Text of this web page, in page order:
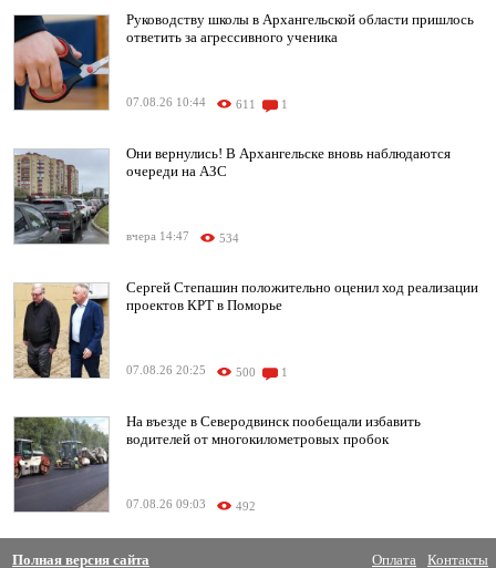
Руководству школы в Архангельской области пришлось
ответить за агрессивного ученика
07.08.26 10:44 611 1
Они вернулись! В Архангельске вновь наблюдаются
очереди на АЗС
вчера 14:47 534
Сергей Степашин положительно оценил ход реализации
проектов КРТ в Поморье
07.08.26 20:25 500 1
На въезде в Северодвинск пообещали избавить
водителей от многокилометровых пробок
07.08.26 09:03 492
Полная версия сайта Оплата Контакты